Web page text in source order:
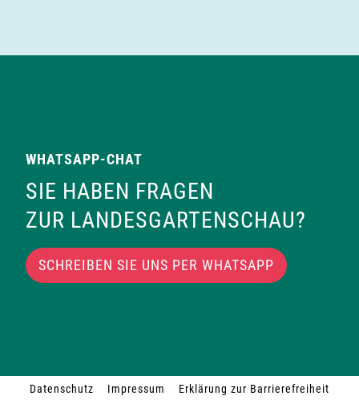
WHATSAPP-CHAT
SIE HABEN FRAGEN
ZUR LANDESGARTENSCHAU?
SCHREIBEN SIE UNS PER WHATSAPP
Datenschutz Impressum Erklärung zur Barrierefreiheit